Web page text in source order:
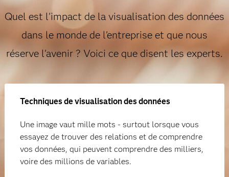
Quel est l'impact de la visualisation des données
dans le monde de l'entreprise et que nous
réserve l'avenir ? Voici ce que disent les experts.
Techniques de visualisation des données
Une image vaut mille mots - surtout lorsque vous
essayez de trouver des relations et de comprendre
vos données, qui peuvent comprendre des milliers,
voire des millions de variables.